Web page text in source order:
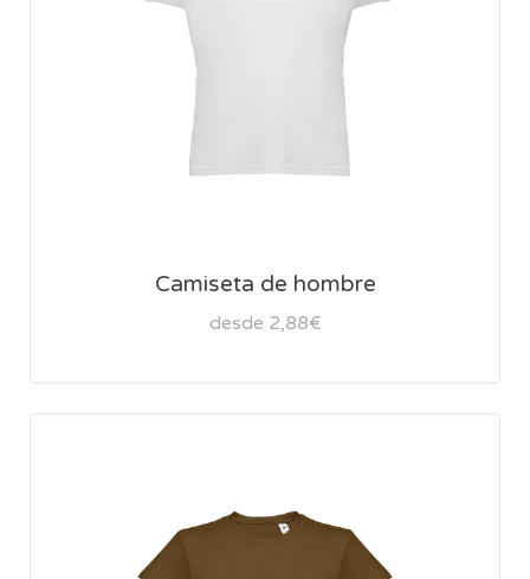
Camiseta de hombre
desde 2,88€